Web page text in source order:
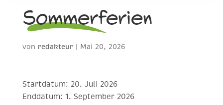
Sommerferien
von redakteur | Mai 20, 2026
Startdatum: 20. Juli 2026
Enddatum: 1. September 2026